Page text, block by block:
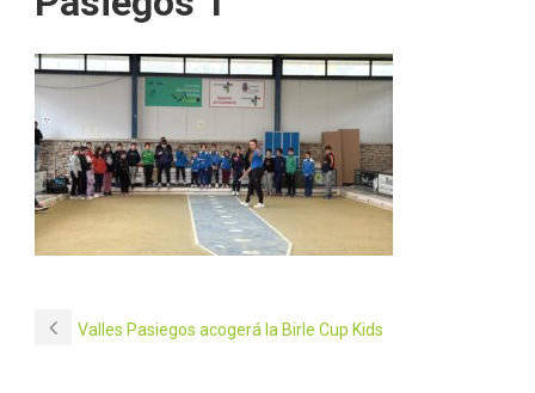
Valles Pasiegos acogerá la Birle Cup Kids